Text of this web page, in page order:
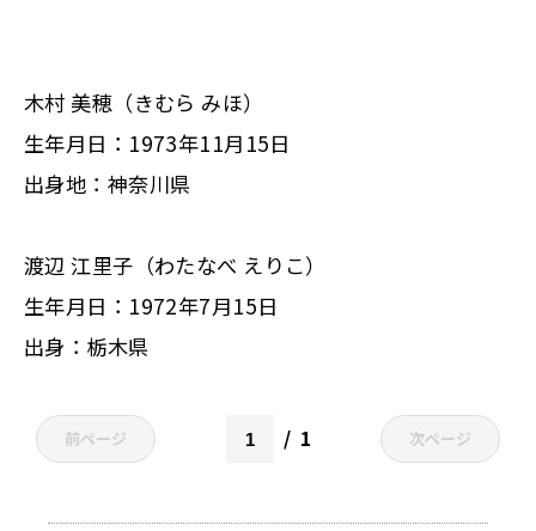
木村 美穂（きむら みほ）
生年月日：1973年11月15日
出身地：神奈川県
渡辺 江里子（わたなべ えりこ）
生年月日：1972年7月15日
出身：栃木県
前ページ 1 次ページ